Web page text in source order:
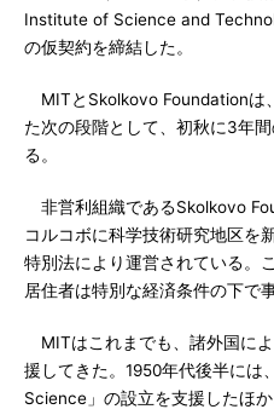
Institute of Science and
の仮契約を締結した。
MITとSkolkovo Foundationは
た次の段階として、初秋に3年
る。
非営利組織であるSkolkovo
コルコボに科学技術研究地区を
特別法により運営されている。
居住者は特別な経済条件の下で
MITはこれまでも、諸外国に
援してきた。1950年代後半に
Science」の設立を支援したほ